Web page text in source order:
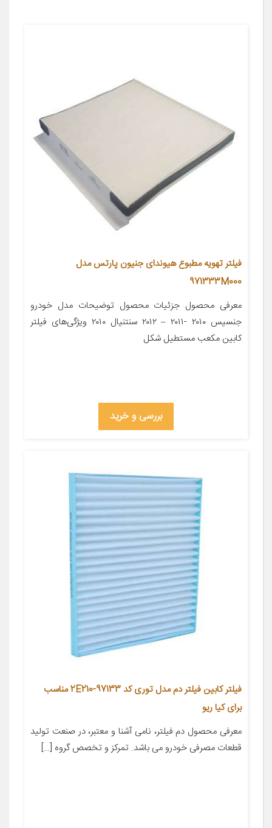
فیلتر تهویه مطبوع هیوندای جنیون پارتس مدل
971333M000
معرفی محصول جزئیات محصول توضیحات مدل خودرو
جنسیس ۲۰۱۰ -۲۰۱۱ – ۲۰۱۲ سنتنیال ۲۰۱۰ ویژگی‌های فیلتر
کابین مکعب مستطیل شکل
بررسی و خرید
فیلتر کابین فیلتر دم مدل توری کد 97133-2E210 مناسب
برای کیا ریو
معرفی محصول دم فیلتر، نامی آشنا و معتبر، در صنعت تولید
قطعات مصرفی خودرو می باشد. تمرکز و تخصص گروه […]